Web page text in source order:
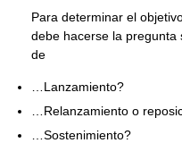
Para determinar el
debe hacerse la pregunta
de
…Lanzamiento?
…Relanzamiento o
…Sostenimiento?